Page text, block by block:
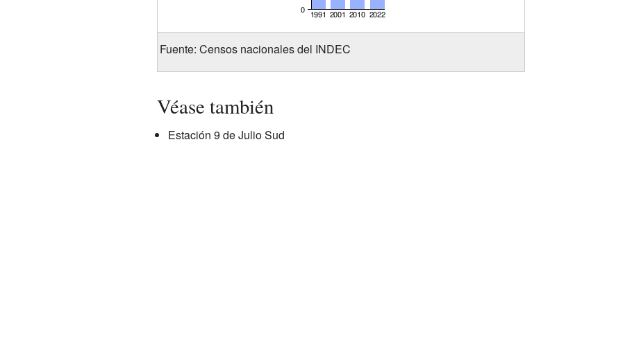
Fuente: Censos nacionales del INDEC
Véase también
Estación 9 de Julio Sud